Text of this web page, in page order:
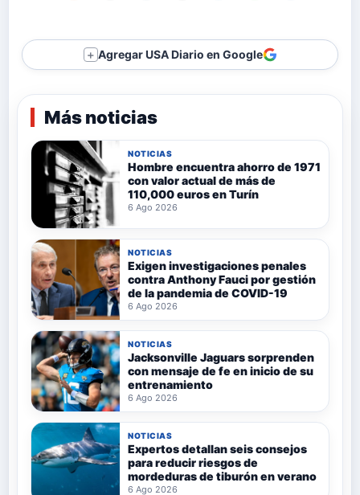
＋ Agregar USA Diario en Google
Más noticias
NOTICIAS
Hombre encuentra ahorro de 1971
con valor actual de más de
110,000 euros en Turín
6 Ago 2026
NOTICIAS
Exigen investigaciones penales
contra Anthony Fauci por gestión
de la pandemia de COVID-19
6 Ago 2026
NOTICIAS
Jacksonville Jaguars sorprenden
con mensaje de fe en inicio de su
entrenamiento
6 Ago 2026
NOTICIAS
Expertos detallan seis consejos
para reducir riesgos de
mordeduras de tiburón en verano
6 Ago 2026